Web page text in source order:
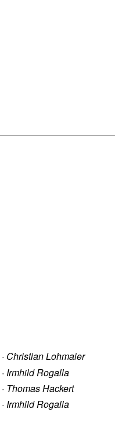
· Christian Lohmaier
· Irmhild Rogalla
· Thomas Hackert
· Irmhild Rogalla